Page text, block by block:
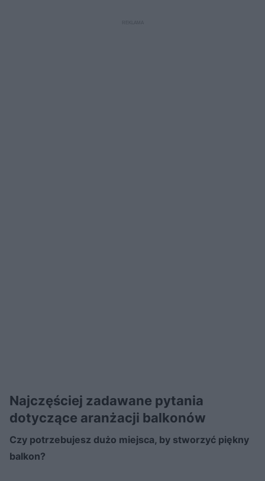
Najczęściej zadawane pytania
dotyczące aranżacji balkonów
Czy potrzebujesz dużo miejsca, by stworzyć piękny
balkon?